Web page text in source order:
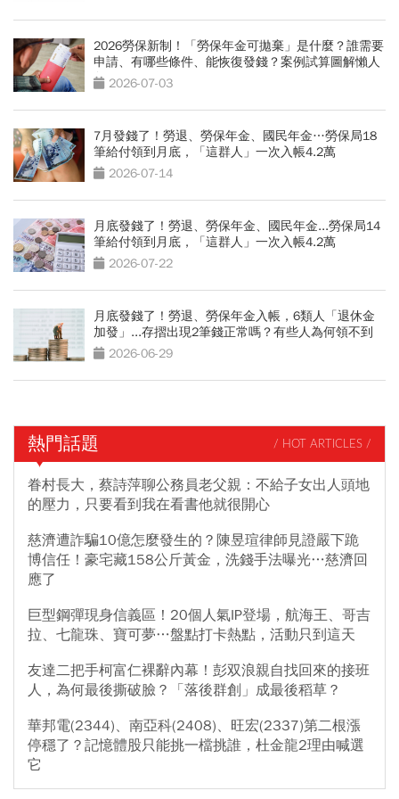
2026勞保新制！「勞保年金可拋棄」是什麼？誰需要
申請、有哪些條件、能恢復發錢？案例試算圖解懶人
包 2026-07-03
7月發錢了！勞退、勞保年金、國民年金…勞保局18
筆給付領到月底，「這群人」一次入帳4.2萬
2026-07-14
月底發錢了！勞退、勞保年金、國民年金...勞保局14
筆給付領到月底，「這群人」一次入帳4.2萬
2026-07-22
月底發錢了！勞退、勞保年金入帳，6類人「退休金
加發」...存摺出現2筆錢正常嗎？有些人為何領不到
2026-06-29
熱門話題 / HOT ARTICLES /
眷村長大，蔡詩萍聊公務員老父親：不給子女出人頭地
的壓力，只要看到我在看書他就很開心
慈濟遭詐騙10億怎麼發生的？陳昱瑄律師見證嚴下跪
博信任！豪宅藏158公斤黃金，洗錢手法曝光…慈濟回
應了
巨型鋼彈現身信義區！20個人氣IP登場，航海王、哥吉
拉、七龍珠、寶可夢…盤點打卡熱點，活動只到這天
友達二把手柯富仁裸辭內幕！彭双浪親自找回來的接班
人，為何最後撕破臉？「落後群創」成最後稻草？
華邦電(2344)、南亞科(2408)、旺宏(2337)第二根漲
停穩了？記憶體股只能挑一檔挑誰，杜金龍2理由喊選
它